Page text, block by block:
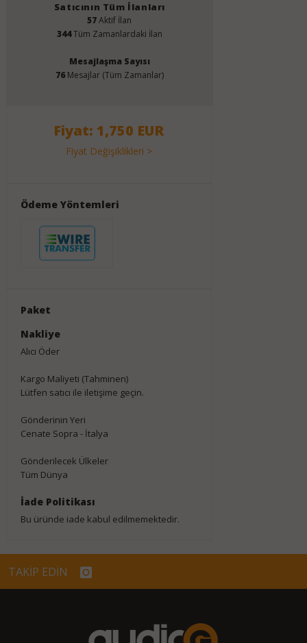
Satıcının Tüm İlanları
57Aktif İlan
344Tüm Zamanlardaki İlan
Mesajlaşma Sayısı
76Mesajlar (Tüm Zamanlar)
Fiyat: 1,750 EUR
Fiyat Değişiklikleri >
Ödeme Yöntemleri
Paket
Nakliye
Alıcı Öder
Kargo Maliyeti (Tahminen)
Lütfen satıcı ile iletişime geçin.
Gönderinin Yeri
Cenate Sopra - İtalya
Gönderilecek Ülkeler
Tüm Dünya
İade Politikası
Bu üründe iade kabul edilmemektedir.
TAKİP EDİN